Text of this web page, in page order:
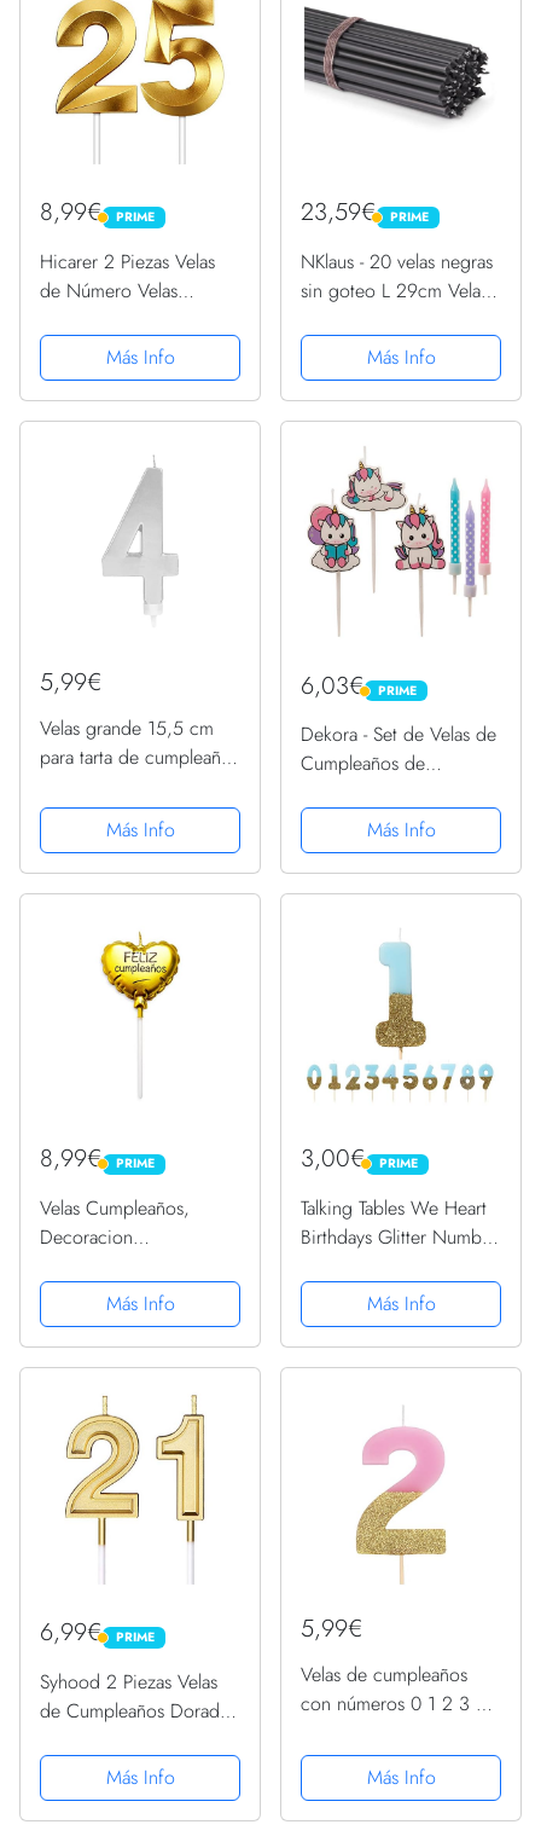
Cumpleaños...
8,99€ PRIME
PRIME
Hicarer 2 Piezas Velas
de Número Velas
de Tartas de Cumpleaños
Toppers de Pastel
Decorativo para Boda
Aniversariio...
Más Info
23,59€ PRIME
PRIME
NKlaus - 20 velas negras
sin goteo L 29cm Vela
Premium 36129
Más Info
5,99€
Velas grande 15,5 cm
para tarta de cumpleaños
metalizado - ideal para
fiestas de cumpleaños,
aniversarios, baby
shower, fiestas,...
Más Info
6,03€ PRIME
PRIME
Dekora - Set de Velas de
Cumpleaños de
la Tarta de Cumpleaños
más Cuqui - 15 Velas
Más Info
8,99€ PRIME
PRIME
Velas Cumpleaños,
Decoracion
Corazón, Decoración
Cumpleaños, Velas
Cumpleaños Originales,
Cumpleaños, Happy
Birthday,...
Más Info
3,00€ PRIME
PRIME
Talking Tables We Heart
Birthdays Glitter Number
Más Info
6,99€ PRIME
PRIME
Syhood 2 Piezas Velas
de Cumpleaños Doradas
21 de Cumpleaños
Decoración de Topper
de Pastel para
Más Info
5,99€
Velas de cumpleaños
con números 0 1 2 3 4
y glitter oro. Niña
(Número 2)Más Info